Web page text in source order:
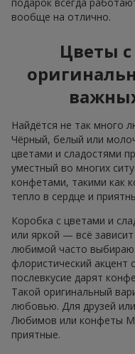
подарок всегда
вообще на отлично.
Цветы
Найдётся не так много
Чёрный, белый или
цветами и сладостями
уместный во многих
конфетами, такими как
тепло в сердце и
Коробка с цветами и
или яркой — всё
любимой часто
флористический акцент
послевкусие дарят
Такой оригинальный
любовью. Для друзей
Любимов или конфеты
приятные.